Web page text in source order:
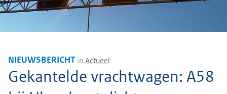
NIEUWSBERICHT in Actueel
Gekantelde vrachtwagen: A58